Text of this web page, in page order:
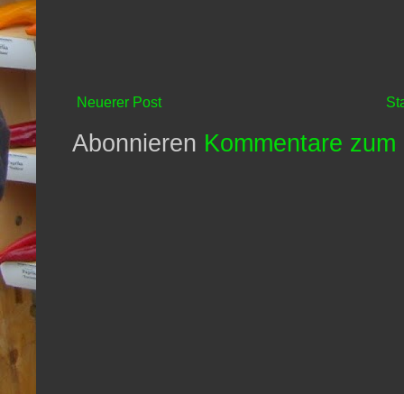
Neuerer Post
Abonnieren Kommentare